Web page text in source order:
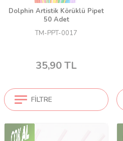
Dolphin Artistik Körüklü Pipet
50 Adet
TM-PPT-0017
35,90TL
FILTRE